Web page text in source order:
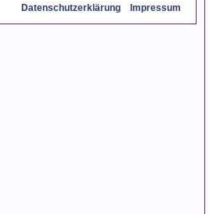
Datenschutzerklärung Impressum